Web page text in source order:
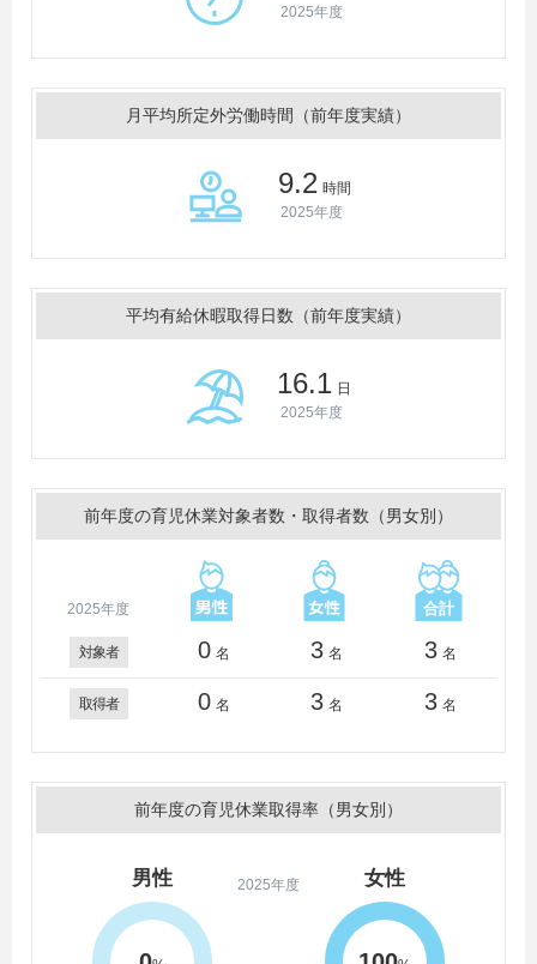
2025年度
月平均所定外労働時間（前年度実績）
9.2 時間
2025年度
平均有給休暇取得日数（前年度実績）
16.1 日
2025年度
前年度の育児休業対象者数・取得者数（男女別）
2025年度
対象者 0 名 3 名 3 名
取得者 0 名 3 名 3 名
前年度の育児休業取得率（男女別）
2025年度
男性 女性